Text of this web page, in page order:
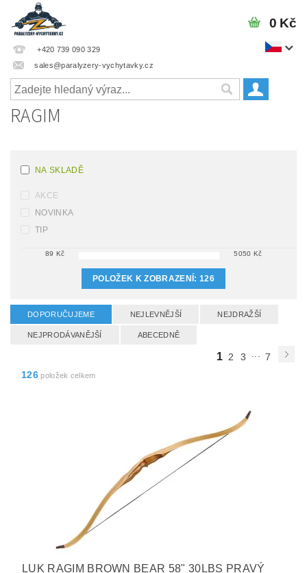
+420 739 090 329
sales@paralyzery-vychytavky.cz
0 Kč
RAGIM
NA SKLADĚ
AKCE
NOVINKA
TIP
89 Kč 5050 Kč
POLOŽEK K ZOBRAZENÍ: 126
DOPORUČUJEME NEJLEVNĚJŠÍ NEJDRAŽŠÍ
NEJPRODÁVANĚJŠÍ ABECEDNĚ
1 2 3 ... 7
126položek celkem
LUK RAGIM BROWN BEAR 58" 30LBS PRAVÝ